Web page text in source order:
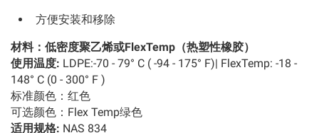
方便安装和移除
材料：低密度聚乙烯或FlexTemp（热塑性橡胶）
使用温度: LDPE:-70 - 79° C ( -94 - 175° F)| FlexTemp: -18 -
148° C (0 - 300° F )
标准颜色：红色
可选颜色：Flex Temp绿色
适用规格: NAS 834